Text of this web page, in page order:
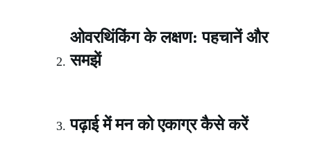
ओवरथिंकिंग के लक्षण: पहचानें और
समझें
पढ़ाई में मन को एकाग्र कैसे करें